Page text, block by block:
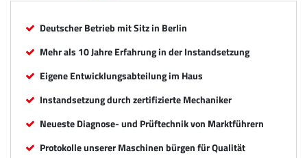
Deutscher Betrieb mit Sitz in Berlin
Mehr als 10 Jahre Erfahrung in der Instandsetzung
Eigene Entwicklungsabteilung im Haus
Instandsetzung durch zertifizierte Mechaniker
Neueste Diagnose- und Prüftechnik von Marktführern
Protokolle unserer Maschinen bürgen für Qualität